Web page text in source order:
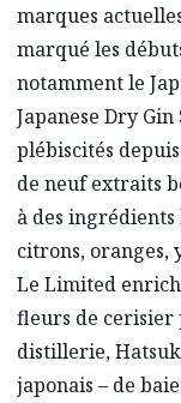
marques
marqué les
notamment le
Japanese Dry
plébiscités
de neuf extraits
à des
citrons, oranges,
Le Limited
fleurs de cerisier
distillerie,
japonais – de